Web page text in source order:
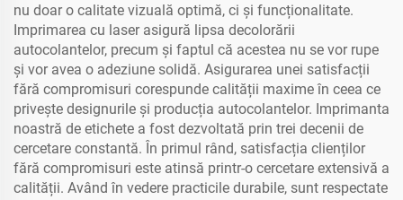
nu doar o calitate vizuală optimă, ci și funcționalitate.
Imprimarea cu laser asigură lipsa decolorării
autocolantelor, precum și faptul că acestea nu se vor rupe
și vor avea o adeziune solidă. Asigurarea unei satisfacții
fără compromisuri corespunde calității maxime în ceea ce
privește designurile și producția autocolantelor. Imprimanta
noastră de etichete a fost dezvoltată prin trei decenii de
cercetare constantă. În primul rând, satisfacția clienților
fără compromisuri este atinsă printr-o cercetare extensivă a
calității. Având în vedere practicile durabile, sunt respectate